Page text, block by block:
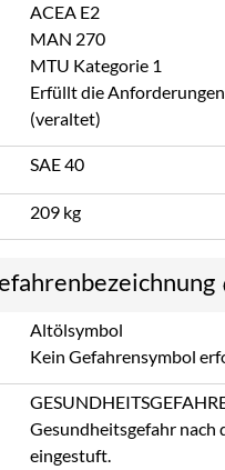
ACEA E2
MAN 270
MTU Kategorie 1
Erfüllt die
(veraltet)
SAE 40
209 kg
Altölsymbol
Kein Gefahrensymbol
Gesundheitsgefahr nach
eingestuft.